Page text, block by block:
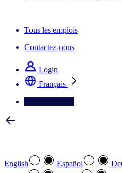
Tous les emplois
Contactez-nous
Login
Français
English Español